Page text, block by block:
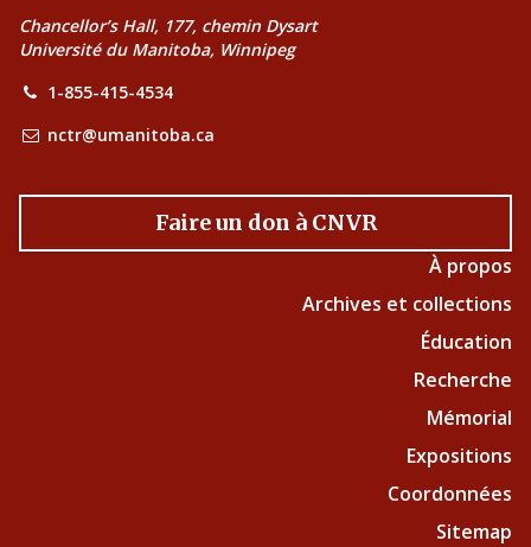
Chancellor’s Hall, 177, chemin Dysart
Université du Manitoba, Winnipeg
1-855-415-4534
nctr@umanitoba.ca
Faire un don à CNVR
À propos
Archives et collections
Éducation
Recherche
Mémorial
Expositions
Coordonnées
Sitemap